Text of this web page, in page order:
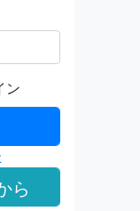
ン